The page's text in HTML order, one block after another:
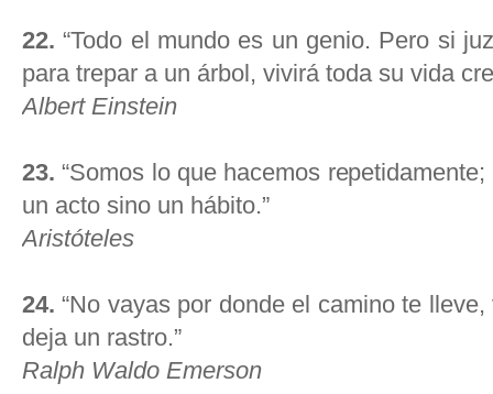
22. “Todo el mundo es un genio. Pero si
para trepar a un árbol, vivirá toda su vida
Albert Einstein
23. “Somos lo que hacemos
un acto sino un hábito.”
Aristóteles
24. “No vayas por donde el camino te
deja un rastro.”
Ralph Waldo Emerson